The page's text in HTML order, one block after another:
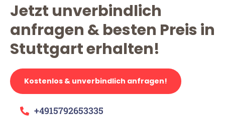
Jetzt unverbindlich
anfragen & besten Preis in
Stuttgart erhalten!
Kostenlos & unverbindlich anfragen!
+4915792653335